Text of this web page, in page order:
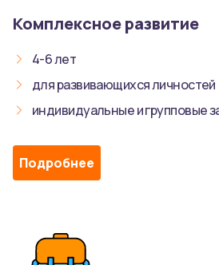
Комплексное развитие
4-6 лет
для развивающихся личностей
индивидуальные и групповые
Подробнее